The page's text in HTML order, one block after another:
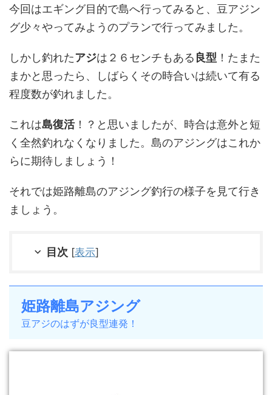
今回はエギング目的で島へ行ってみると、豆アジン
グ少々やってみようのプランで行ってみました。
しかし釣れたアジは２６センチもある 良型 ！たまた
まかと思ったら、しばらくその時合いは続いて有る
程度数が釣れました。
これは島復活！？と思いましたが、時合は意外と短
く全然釣れなくなりました。島のアジングはこれか
らに期待しましょう！
それでは姫路離島のアジング釣行の様子を見て行き
ましょう。
目次 [表示]
姫路離島アジング
豆アジのはずが良型連発！